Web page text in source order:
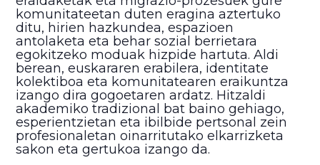
komunitateetan duten eragina aztertuko
ditu, hirien hazkundea, espazioen
antolaketa eta behar sozial berrietara
egokitzeko moduak hizpide hartuta. Aldi
berean, euskararen erabilera, identitate
kolektiboa eta komunitatearen eraikuntza
izango dira gogoetaren ardatz. Hitzaldi
akademiko tradizional bat baino gehiago,
esperientzietan eta ibilbide pertsonal zein
profesionaletan oinarritutako elkarrizketa
sakon eta gertukoa izango da.